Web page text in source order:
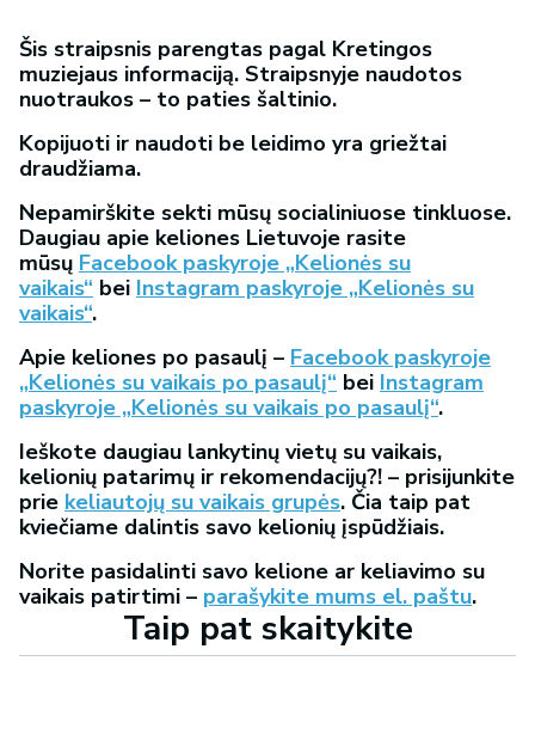
Šis straipsnis parengtas pagal Kretingos
muziejaus informaciją. Straipsnyje naudotos
nuotraukos – to paties šaltinio.
Kopijuoti ir naudoti be leidimo yra griežtai
draudžiama.
Nepamirškite sekti mūsų socialiniuose tinkluose.
Daugiau apie keliones Lietuvoje rasite
mūsų Facebook paskyroje „Kelionės su
vaikais“ bei Instagram paskyroje „Kelionės su
vaikais“.
Apie keliones po pasaulį – Facebook paskyroje
„Kelionės su vaikais po pasaulį“ bei Instagram
paskyroje „Kelionės su vaikais po pasaulį“.
Ieškote daugiau lankytinų vietų su vaikais,
kelionių patarimų ir rekomendacijų?! – prisijunkite
prie keliautojų su vaikais grupės. Čia taip pat
kviečiame dalintis savo kelionių įspūdžiais.
Norite pasidalinti savo kelione ar keliavimo su
vaikais patirtimi – parašykite mums el. paštu.
Taip pat skaitykite